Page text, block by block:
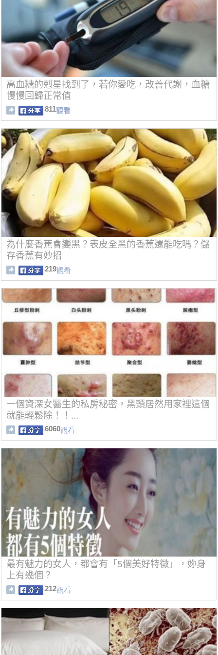
高血糖的剋星找到了，若你愛吃，改善代謝，血糖
慢慢回歸正常值
811觀看
為什麼香蕉會變黑？表皮全黑的香蕉還能吃嗎？儲
存香蕉有妙招
219觀看
一個資深女醫生的私房秘密，黑頭居然用家裡這個
就能輕鬆除！！...
6060觀看
最有魅力的女人，都會有「5個美好特徵」，妳身
上有幾個？
212觀看